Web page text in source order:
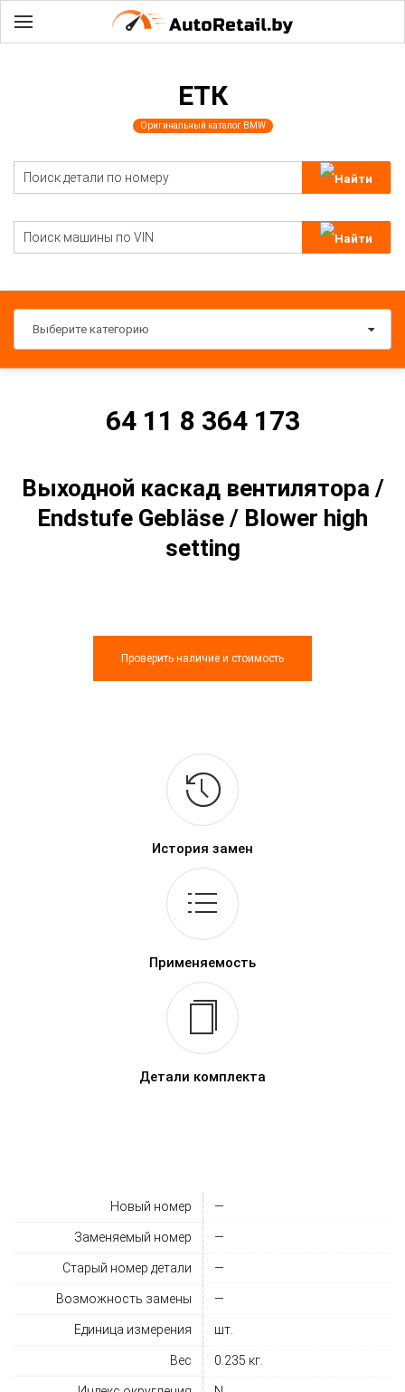
ЕТК
Оригинальный каталог BMW
Выберите категорию
64 11 8 364 173
Выходной каскад вентилятора /
Endstufe Gebläse / Blower high
setting
Проверить наличие и стоимость
История замен
Применяемость
Детали комплекта
Новый номер —
Заменяемый номер —
Старый номер детали —
Возможность замены —
Единица измерения шт.
Вес 0.235 кг.